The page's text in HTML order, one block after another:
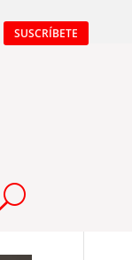
SUSCRÍBETE